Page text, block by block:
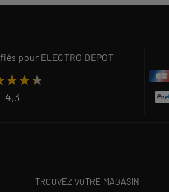
pour ELECTRO DEPOT
4,3
TROUVEZ VOTRE MAGASIN